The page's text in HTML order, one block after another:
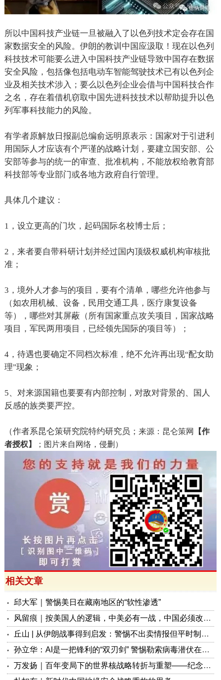
所以中国科技产业链一旦被融入了以色列技术定会存在国
家数据安全的风险。伊朗的教训中国应汲取！现在以色列
科技技术可能要么进入中国科技产业链导致中国存在数据
安全风险，包括像包括电动车智能驾驶技术已有以色列企
业及相关技术涉入；要么以色列企业会借与中国科技合作
之名，存在着借机窃取中国先进科技技术以帮助提升以色
列军事科技能力的风险。
有学者原解放日报副总编俞远明原表示：国家对于引进利
用国际人才应该有个严谨的战略计划，要建立国安部、公
安部等参与的统一的审查、批准机构，不能放权给教育部
科技部等专业部门或各地方政府自行管理。
具体几个建议：
1 ，设立更高的门坎，起码国际名校博士后；
2 ，来者要自带科研计划并经过国内顶级权威机构审核批
准；
3 ，境外人才参与的项目，要有个清单，哪些允许他参与
（如农用机械、设备，民用交通工具，医疗康复设备
等），哪些对其屏蔽（所有国家重点攻关项目，国家战略
项目，军民两用项目，已经领先国际的项目等）；
4，待遇也要确定不同档次标准，绝不允许再出现“配女助
理”现象；
5、对来源国籍也要要有内部控制，对敌对背景的、国人
反感的族类要严控。
（作者系昆仑策研究院特约研究员； 来源： 昆仑策网
【作
者授权】
； 图片来自网络，侵删）
相关文章
邱大军｜警惕美日在藏南地区的“软性渗透”
风留痕｜按美国人的逻辑，中美必有一战，中国必须改变核威慑战略
丘山 | 从伊朗战事得到启发：警惕不出卖情报但平时制造“社会矛盾”战时被敌启用的潜藏“间谍”
孙立华：AI是一把锋利的“双刃剑” 警惕勒索病毒潜伏在你时髦的“新马甲”
万发扬｜百年变局下的世界核战略转折与重塑——纪念战略导弹部队成立六十周年